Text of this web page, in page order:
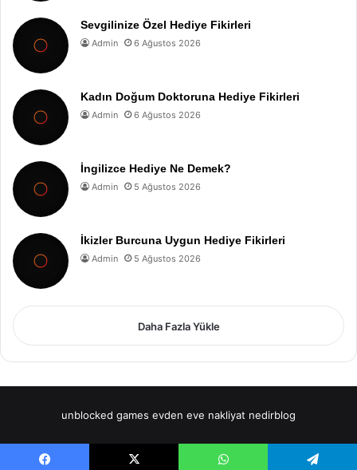
Sevgilinize Özel Hediye Fikirleri
Admin 6 Ağustos 2026
Kadın Doğum Doktoruna Hediye Fikirleri
Admin 6 Ağustos 2026
İngilizce Hediye Ne Demek?
Admin 5 Ağustos 2026
İkizler Burcuna Uygun Hediye Fikirleri
Admin 5 Ağustos 2026
Daha Fazla Yükle
unblocked games evden eve nakliyat nedirblog